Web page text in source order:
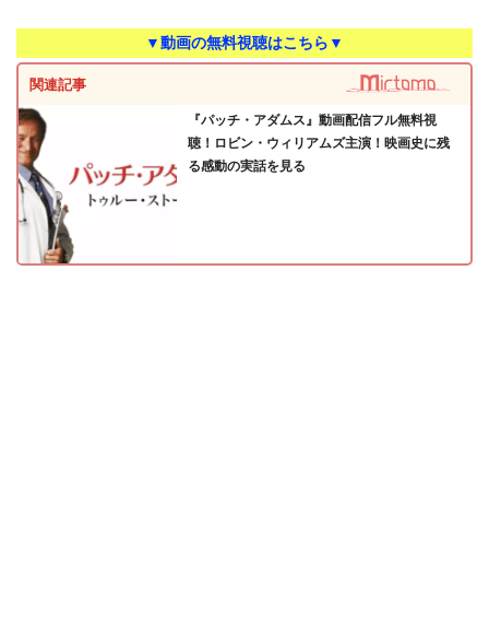
▼動画の無料視聴はこちら▼
関連記事
『パッチ・アダムス』動画配信フル無料視
聴！ロビン・ウィリアムズ主演！映画史に残
る感動の実話を見る